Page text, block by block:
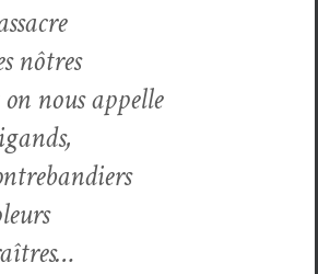
nôtres
nous appelle